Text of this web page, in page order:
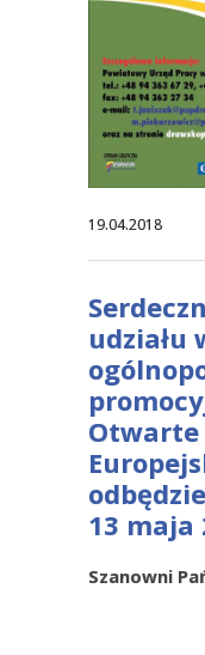
19.04.2018
udziału
Otwarte
13 maja
Szanowni